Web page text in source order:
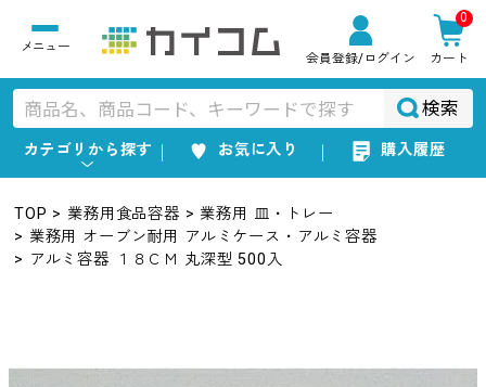
会員登録/ログイン
0
カート
検索
カテゴリから探す お気に入り 購入履歴
TOP 業務用食品容器
業務用 皿・トレー
業務用 オーブン耐用 アルミケース・アルミ容器
アルミ容器 １８ＣＭ 丸深型 500入